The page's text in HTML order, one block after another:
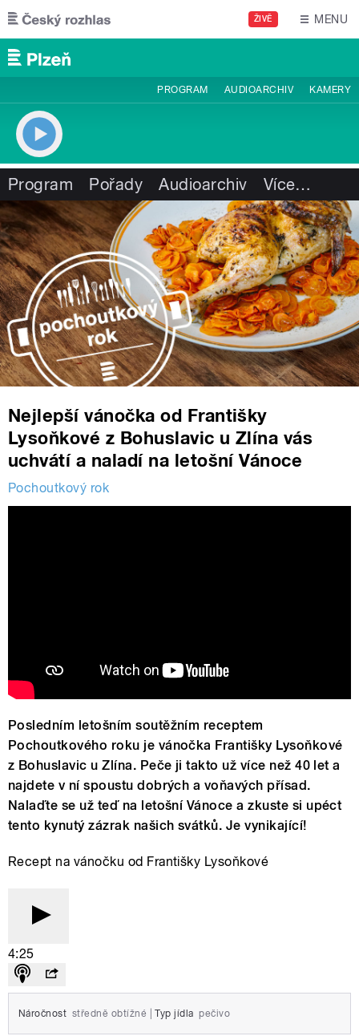
Přejít k hlavnímu obsahu
ŽIVĚ MENU
PROGRAM AUDIOARCHIV KAMERY
Program Pořady Audioarchiv Více…
Nejlepší vánočka od Františky
Lysoňkové z Bohuslavic u Zlína vás
uchvátí a naladí na letošní Vánoce
Pochoutkový rok
Posledním letošním soutěžním receptem
Pochoutkového roku je vánočka Františky Lysoňkové
z Bohuslavic u Zlína. Peče ji takto už více než 40 let a
najdete v ní spoustu dobrých a voňavých přísad.
Nalaďte se už teď na letošní Vánoce a zkuste si upéct
tento kynutý zázrak našich svátků. Je vynikající!
Recept na vánočku od Františky Lysoňkové
4:25
Náročnost středně obtížné Typ jídla pečivo